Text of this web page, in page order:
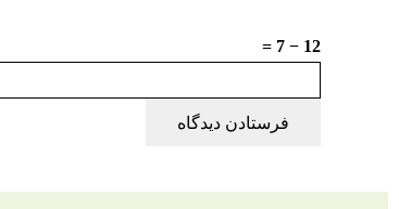
12 − 7 =
فرستادن دیدگاه